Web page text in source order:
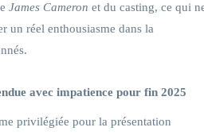
James Cameron et du casting, ce qui
un réel enthousiasme dans la
avec impatience pour fin 2025
privilégiée pour la présentation